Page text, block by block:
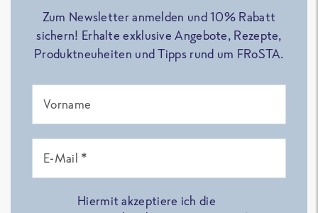
Zum Newsletter anmelden und 10% Rabatt
sichern! Erhalte exklusive Angebote, Rezepte,
Produktneuheiten und Tipps rund um FRoSTA.
Vorname
E-Mail *
Hiermit akzeptiere ich die